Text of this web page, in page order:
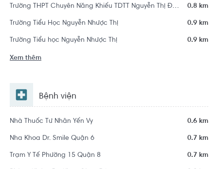
Trường THPT Chuyên Năng Khiếu TDTT Nguyễn Thị Định 0.8 km
Trường Tiểu Học Nguyễn Nhược Thị 0.9 km
Trường Tiểu học Nguyễn Nhược Thị 0.9 km
Xem thêm
Bệnh viện
Nhà Thuốc Tư Nhân Yến Vy 0.6 km
Nha Khoa Dr. Smile Quận 6 0.7 km
Trạm Y Tế Phường 15 Quận 8 0.7 km